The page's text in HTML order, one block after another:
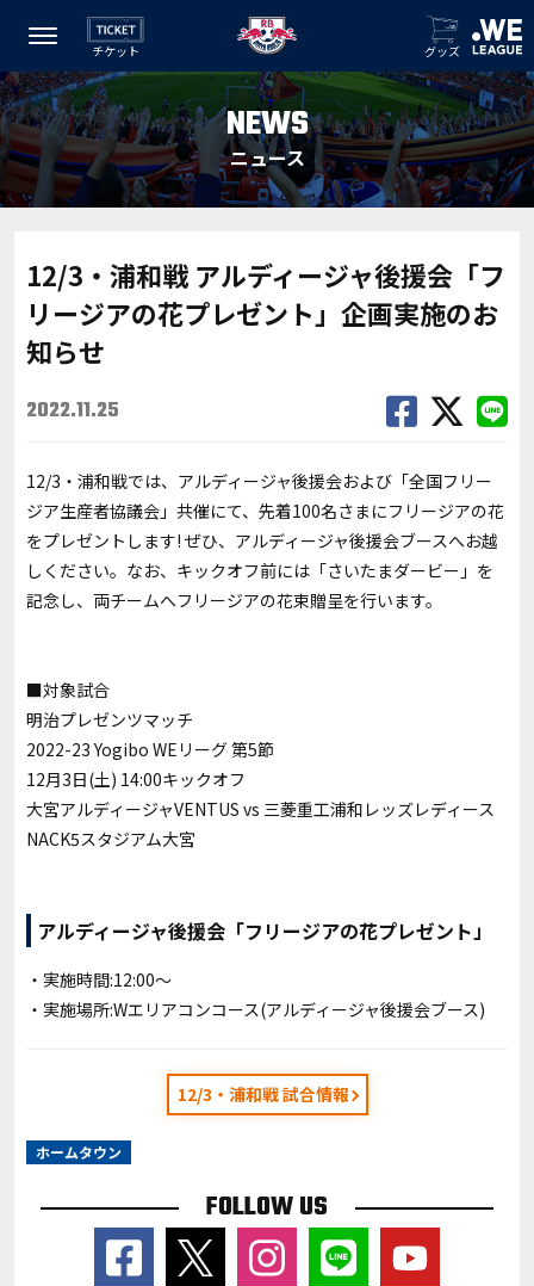
チケット グッズ
NEWS
ニュース
12/3・浦和戦 アルディージャ後援会「フ
リージアの花プレゼント」企画実施のお
知らせ
2022.11.25
12/3・浦和戦では、アルディージャ後援会および「全国フリー
ジア生産者協議会」共催にて、先着100名さまにフリージアの花
をプレゼントします! ぜひ、アルディージャ後援会ブースへお越
しください。なお、キックオフ前には「さいたまダービー」を
記念し、両チームへフリージアの花束贈呈を行います。
■対象試合
明治プレゼンツマッチ
2022-23 Yogibo WEリーグ 第5節
12月3日(土) 14:00キックオフ
大宮アルディージャVENTUS vs 三菱重工浦和レッズレディース
NACK5スタジアム大宮
アルディージャ後援会「フリージアの花プレゼント」
・実施時間:12:00〜
・実施場所:Wエリアコンコース(アルディージャ後援会ブース)
12/3・浦和戦 試合情報
ホームタウン
FOLLOW US